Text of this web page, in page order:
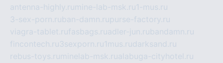
antenna-highly.ru mine-lab-msk.ru1-mus.ru
3-sex-porn.ruban-damn.rupurse-factory.ru
viagra-tablet.rufasbags.ruadler-jun.rubandamn.ru
fincontech.ru3sexporn.ru1mus.rudarksand.ru
rebus-toys.ru minelab-msk.rualabuga-cityhotel.ru